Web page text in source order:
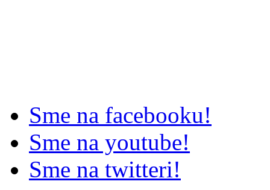
Sme na facebooku!
Sme na youtube!
Sme na twitteri!